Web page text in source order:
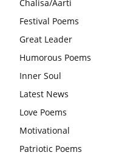
आज का जीवन मंत्र:महिलाएं पुरुषों
करना चाहिए और उन्हें पूजनीय
वट सावित्री पूजा विधि और
महिलाएं, करती हैं देवी सावित्री
CBSE 12वीं परीक्षा रद्द होने का
एग्जाम पर करना चाहिए, तनाव
Chalisa/Aarti
Festival Poems
Great Leader
Humorous Poems
Inner Soul
Latest News
Love Poems
Motivational
Patriotic Poems